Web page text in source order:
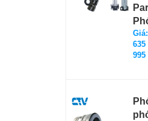
635
995